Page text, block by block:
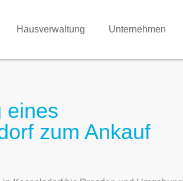
Hausverwaltung Unternehmen
eines
zum Ankauf